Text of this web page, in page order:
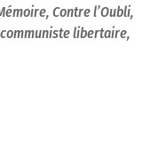
Contre l’Oubli,
libertaire,